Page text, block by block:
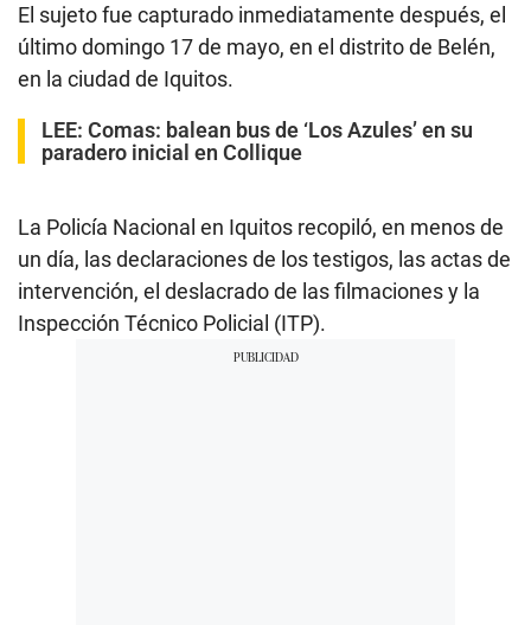
El sujeto fue capturado inmediatamente después, el
último domingo 17 de mayo, en el distrito de Belén,
en la ciudad de Iquitos.
LEE: Comas: balean bus de ‘Los Azules’ en su
paradero inicial en Collique
La Policía Nacional en Iquitos recopiló, en menos de
un día, las declaraciones de los testigos, las actas de
intervención, el deslacrado de las filmaciones y la
Inspección Técnico Policial (ITP).